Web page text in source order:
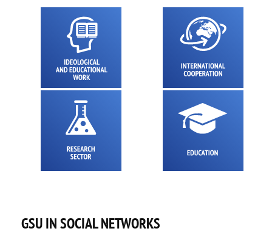
GSU IN SOCIAL NETWORKS